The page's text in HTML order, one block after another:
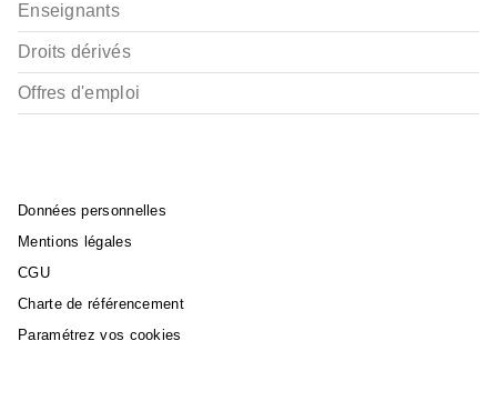
Enseignants
Droits dérivés
Offres d'emploi
Données personnelles
Mentions légales
CGU
Charte de référencement
Paramétrez vos cookies